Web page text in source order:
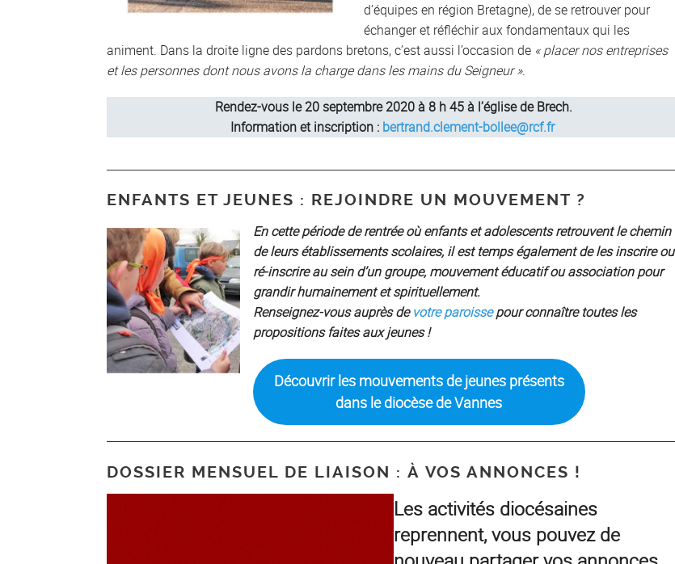
d’équipes en région Bretagne), de se retrouver pour
échanger et réfléchir aux fondamentaux qui les
animent. Dans la droite ligne des pardons bretons, c’est aussi l’occasion de « placer nos entreprises
et les personnes dont nous avons la charge dans les mains du Seigneur ».
Rendez-vous le 20 septembre 2020 à 8 h 45 à l’église de Brech.
Information et inscription : bertrand.clement-bollee@rcf.fr
ENFANTS ET JEUNES : REJOINDRE UN MOUVEMENT ?
En cette période de rentrée où enfants et adolescents retrouvent le chemin
de leurs établissements scolaires, il est temps également de les inscrire ou
ré-inscrire au sein d’un groupe, mouvement éducatif ou association pour
grandir humainement et spirituellement.
Renseignez-vous auprès devotre paroissepour connaître toutes les
propositions faites aux jeunes !
Découvrir les mouvements de jeunes présents
dans le diocèse de Vannes
DOSSIER MENSUEL DE LIAISON : À VOS ANNONCES !
Les activités diocésaines
reprennent, vous pouvez de